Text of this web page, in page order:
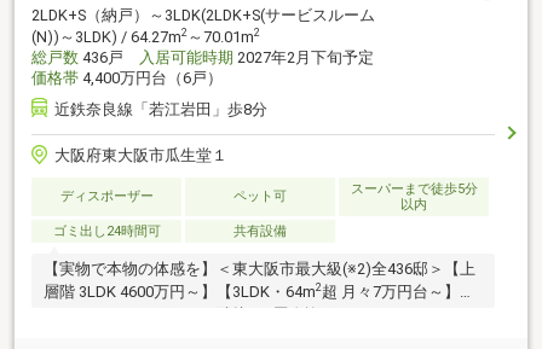
2LDK+S（納戸）～3LDK(2LDK+S(サービスルーム
(N))～3LDK) / 64.27m2 ～70.01m2
総戸数 436戸 入居可能時期 2027年2月下旬予定
価格帯 4,400万円台（6戸）
近鉄奈良線「若江岩田」歩8分
大阪府東大阪市瓜生堂１
ディスポーザー ペット可
スーパーまで徒歩5分
以内
ゴミ出し24時間可
共有設備
【実物で本物の体感を】＜東大阪市最大級(※2)全436邸＞【上
層階 3LDK 4600万円～】【3LDK・64m2 超 月々7万円台～】ス